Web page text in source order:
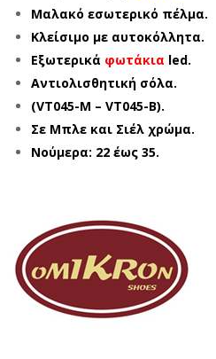
Μαλακό εσωτερικό πέλμα.
Κλείσιμο με αυτοκόλλητα.
Εξωτερικά φωτάκια led.
Αντιολισθητική σόλα.
(VT045-M – VT045-B).
Σε Μπλε και Σιέλ χρώμα.
Νούμερα: 22 έως 35.